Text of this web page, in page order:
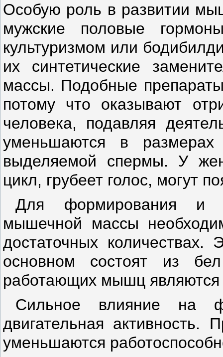
Особую роль в развитии
мужские половые
культуризмом или
их синтетические
массы. Подобные
потому что оказывают
человека, подавляя
уменьшаются в
выделяемой спермы. У
цикл, грубеет голос, могут
Для формирования и
мышечной массы
достаточных
основном состоят из
работающих мышц
Сильное влияние на
двигательная активность.
уменьшаются